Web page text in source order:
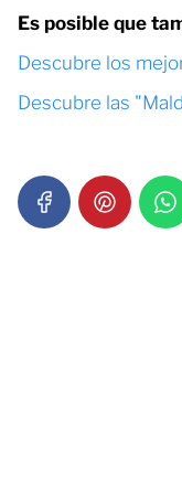
Es posible que
Descubre los
Descubre las